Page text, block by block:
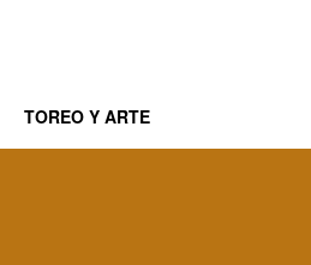
TOREO Y ARTE